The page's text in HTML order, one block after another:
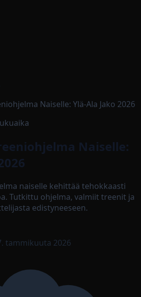
Naiselle: Ylä-Ala Jako 2026
Naiselle:
naiselle kehittää tehokkaasti
Tutkittu ohjelma, valmiit treenit ja
edistyneeseen.
tammikuuta 2026